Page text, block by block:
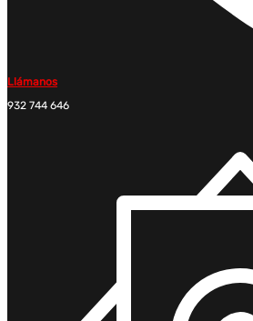
Llámanos
932 744 646